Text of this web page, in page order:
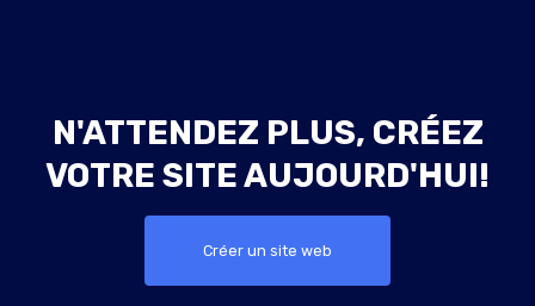
N'ATTENDEZ PLUS, CRÉEZ
VOTRE SITE AUJOURD'HUI!
Créer un site web